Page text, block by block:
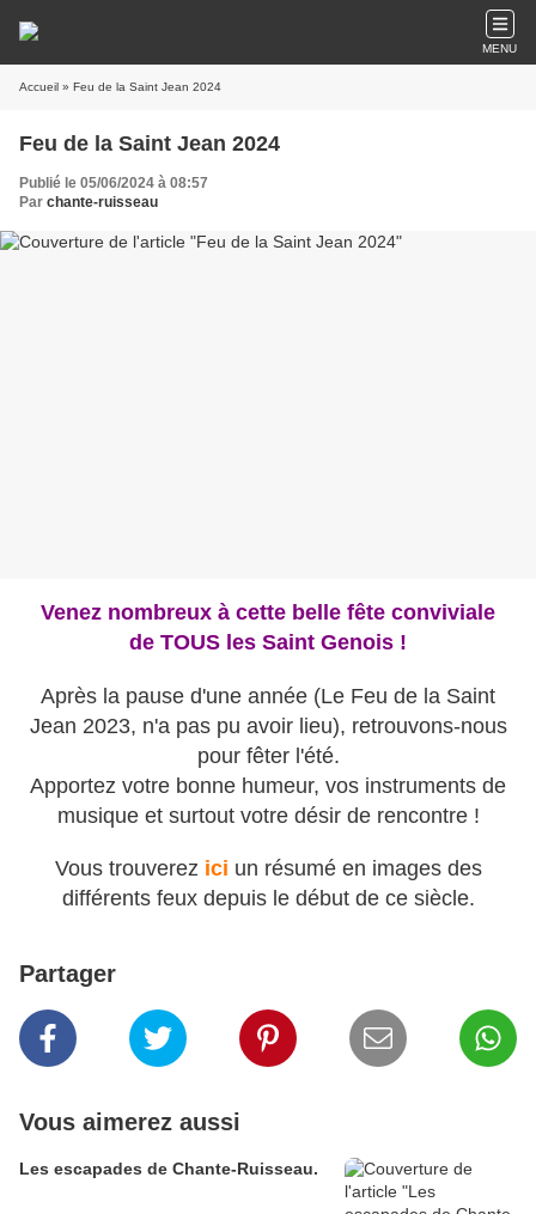
MENU
Accueil » Feu de la Saint Jean 2024
Feu de la Saint Jean 2024
Publié le 05/06/2024 à 08:57
Par chante-ruisseau
Venez nombreux à cette belle fête conviviale
de TOUS les Saint Genois !
Après la pause d'une année (Le Feu de la Saint
Jean 2023, n'a pas pu avoir lieu), retrouvons-nous
pour fêter l'été.
Apportez votre bonne humeur, vos instruments de
musique et surtout votre désir de rencontre !
Vous trouverez ici un résumé en images des
différents feux depuis le début de ce siècle.
Partager
Vous aimerez aussi
Les escapades de Chante-Ruisseau.